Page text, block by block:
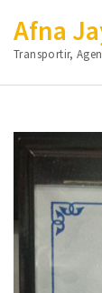
ke
konten
(Tekan
Afna
Transportir,